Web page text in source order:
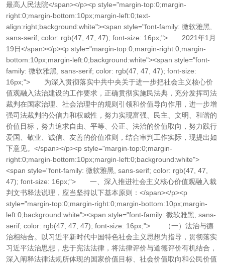
最高人民法院</span></p><p style="margin-top:0;margin-
right:0;margin-bottom:10px;margin-left:0;text-
align:right;background:white"><span style="font-family: 微软雅黑,
sans-serif; color: rgb(47, 47, 47); font-size: 16px;"> 2021年1月
19日</span></p><p style="margin-top:0;margin-right:0;margin-
bottom:10px;margin-left:0;background:white"><span style="font-
family: 微软雅黑, sans-serif; color: rgb(47, 47, 47); font-size:
16px;"> 为深入贯彻落实中共中央关于进一步把社会主义核心价
值观融入法治建设的工作要求，正确贯彻实施民法典，充分发挥司法
裁判在国家治理、社会治理中的规则引领和价值导向作用，进一步增
强司法裁判的公信力和权威性，努力实现富强、民主、文明、和谐的
价值目标，努力追求自由、平等、公正、法治的价值取向，努力践行
爱国、敬业、诚信、友善的价值准则，结合审判工作实际，现提出如
下意见。</span></p><p style="margin-top:0;margin-
right:0;margin-bottom:10px;margin-left:0;background:white">
<span style="font-family: 微软雅黑, sans-serif; color: rgb(47, 47,
47); font-size: 16px;"> 一、深入推进社会主义核心价值观融入裁
判文书释法说理，应当坚持以下基本原则：</span></p><p
style="margin-top:0;margin-right:0;margin-bottom:10px;margin-
left:0;background:white"><span style="font-family: 微软雅黑, sans-
serif; color: rgb(47, 47, 47); font-size: 16px;"> （一）法治与德
治相结合。以习近平新时代中国特色社会主义思想为指导，贯彻落实
习近平法治思想，忠于宪法法律，将法律评价与道德评价有机结合，
深入阐释法律法规所体现的国家价值目标、社会价值取向和公民价值